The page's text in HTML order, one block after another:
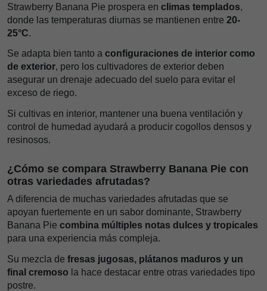
Strawberry Banana Pie prospera en climas templados,
donde las temperaturas diurnas se mantienen entre 20-
25°C.
Se adapta bien tanto a configuraciones de interior como
de exterior, pero los cultivadores de exterior deben
asegurar un drenaje adecuado del suelo para evitar el
exceso de riego.
Si cultivas en interior, mantener una buena ventilación y
control de humedad ayudará a producir cogollos densos y
resinosos.
¿Cómo se compara Strawberry Banana Pie con
otras variedades afrutadas?
A diferencia de muchas variedades afrutadas que se
apoyan fuertemente en un sabor dominante, Strawberry
Banana Pie combina múltiples notas dulces y tropicales
para una experiencia más compleja.
Su mezcla de fresas jugosas, plátanos maduros y un
final cremoso la hace destacar entre otras variedades tipo
postre.